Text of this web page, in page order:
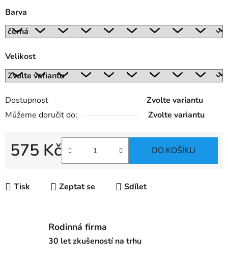
Barva
Velikost
Dostupnost
Zvolte variantu
Můžeme doručit do:
Zvolte variantu
575 Kč DO KOŠÍKU
Tisk Zeptat se Sdílet
Rodinná firma
30 let zkušeností na trhu